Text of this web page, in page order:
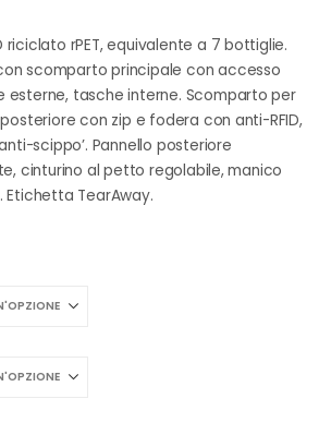
riciclato rPET, equivalente a 7 bottiglie.
scomparto principale con accesso
esterne, tasche interne. Scomparto per
con zip e fodera con anti-RFID,
scippo’. Pannello posteriore
cinturino al petto regolabile, manico
Etichetta TearAway.